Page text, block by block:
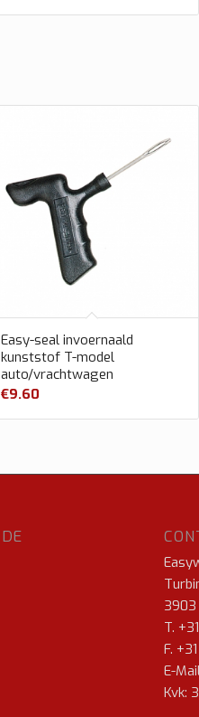
Easy-seal invoernaald
kunststof T-model
auto/vrachtwagen
€9.60
3903
T.
F.
E-
Kvk: